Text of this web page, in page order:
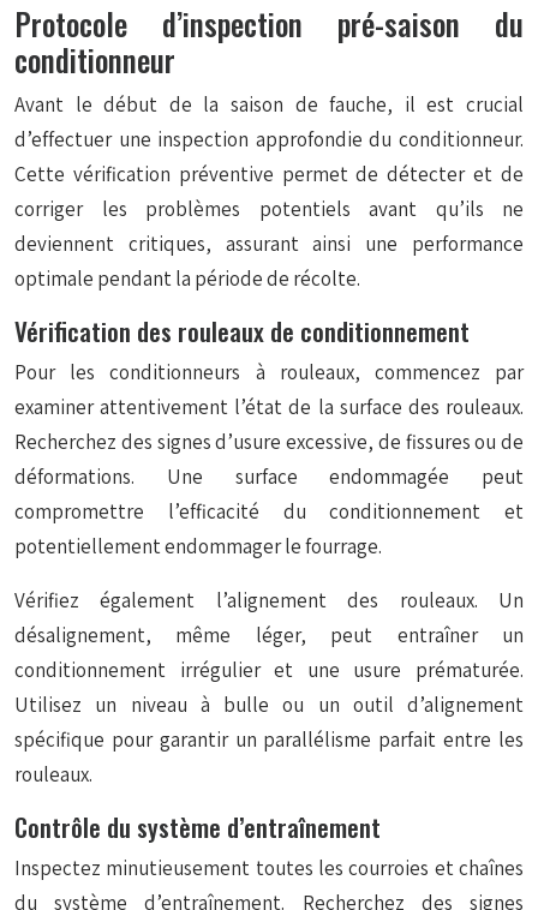
Protocole d’inspection pré-saison du
conditionneur
Avant le début de la saison de fauche, il est crucial
d’effectuer une inspection approfondie du conditionneur.
Cette vérification préventive permet de détecter et de
corriger les problèmes potentiels avant qu’ils ne
deviennent critiques, assurant ainsi une performance
optimale pendant la période de récolte.
Vérification des rouleaux de conditionnement
Pour les conditionneurs à rouleaux, commencez par
examiner attentivement l’état de la surface des rouleaux.
Recherchez des signes d’usure excessive, de fissures ou de
déformations. Une surface endommagée peut
compromettre l’efficacité du conditionnement et
potentiellement endommager le fourrage.
Vérifiez également l’alignement des rouleaux. Un
désalignement, même léger, peut entraîner un
conditionnement irrégulier et une usure prématurée.
Utilisez un niveau à bulle ou un outil d’alignement
spécifique pour garantir un parallélisme parfait entre les
rouleaux.
Contrôle du système d’entraînement
Inspectez minutieusement toutes les courroies et chaînes
du système d’entraînement. Recherchez des signes